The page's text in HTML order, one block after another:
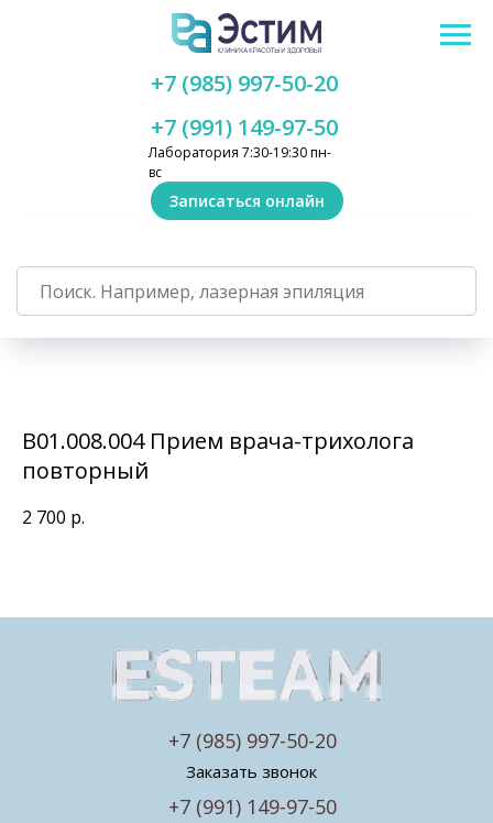
Лаборатория 7:30-19:30 пн-
вс
+7 (991) 149-97-50
+7 (985) 997-50-20
Записаться онлайн
В01.008.004 Прием врача-трихолога
повторный
2 700 р.
Заказать звонок
+7 (991) 149-97-50
+7 (985) 997-50-20